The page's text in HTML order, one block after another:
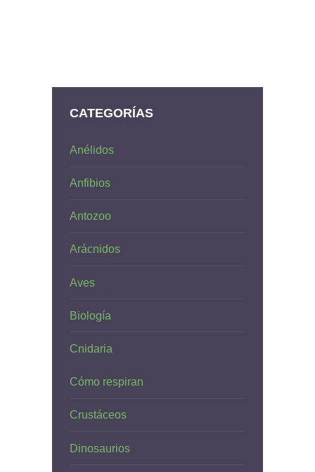
CATEGORÍAS
Anélidos
Anfibios
Antozoo
Arácnidos
Aves
Biología
Cnidaria
Cómo respiran
Crustáceos
Dinosaurios